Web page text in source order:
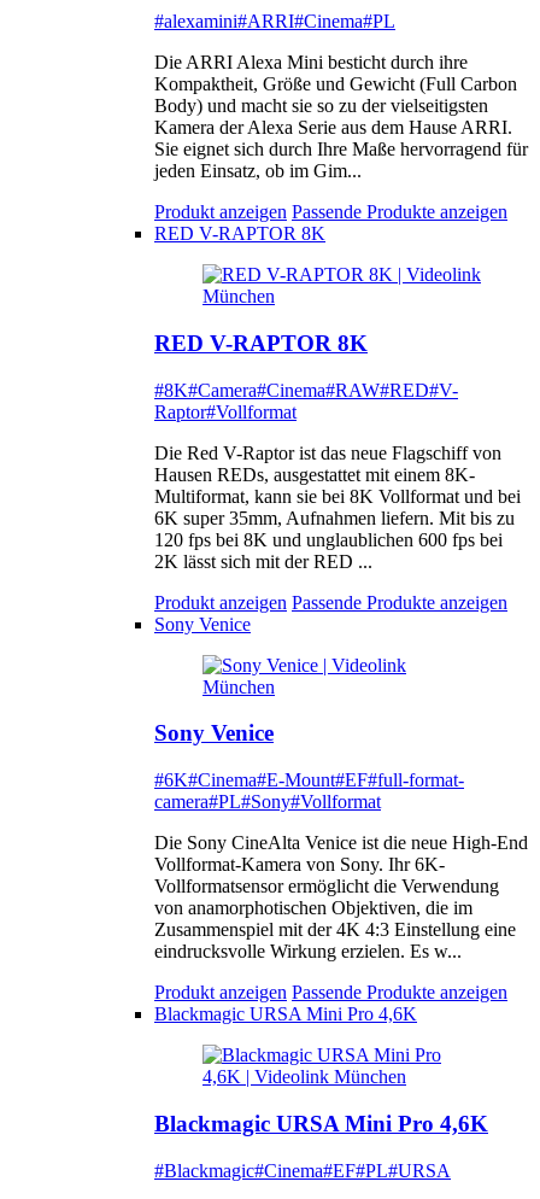
#alexamini#ARRI#Cinema#PL
Die ARRI Alexa Mini besticht durch ihre
Kompaktheit, Größe und Gewicht (Full Carbon
Body) und macht sie so zu der vielseitigsten
Kamera der Alexa Serie aus dem Hause ARRI.
Sie eignet sich durch Ihre Maße hervorragend für
jeden Einsatz, ob im Gim...
Produkt anzeigen Passende Produkte anzeigen
RED V-RAPTOR 8K
RED V-RAPTOR 8K
#8K#Camera#Cinema#RAW#RED#V-
Raptor#Vollformat
Die Red V-Raptor ist das neue Flagschiff von
Hausen REDs, ausgestattet mit einem 8K-
Multiformat, kann sie bei 8K Vollformat und bei
6K super 35mm, Aufnahmen liefern. Mit bis zu
120 fps bei 8K und unglaublichen 600 fps bei
2K lässt sich mit der RED ...
Produkt anzeigen Passende Produkte anzeigen
Sony Venice
Sony Venice
#6K#Cinema#E-Mount#EF#full-format-
camera#PL#Sony#Vollformat
Die Sony CineAlta Venice ist die neue High-End
Vollformat-Kamera von Sony. Ihr 6K-
Vollformatsensor ermöglicht die Verwendung
von anamorphotischen Objektiven, die im
Zusammenspiel mit der 4K 4:3 Einstellung eine
eindrucksvolle Wirkung erzielen. Es w...
Produkt anzeigen Passende Produkte anzeigen
Blackmagic URSA Mini Pro 4,6K
Blackmagic URSA Mini Pro 4,6K
#Blackmagic#Cinema#EF#PL#URSA